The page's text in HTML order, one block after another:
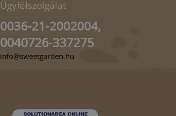
Ügyfélszolgálat
0036-21-2002004,
0040726-337275
info@sweetgarden.hu